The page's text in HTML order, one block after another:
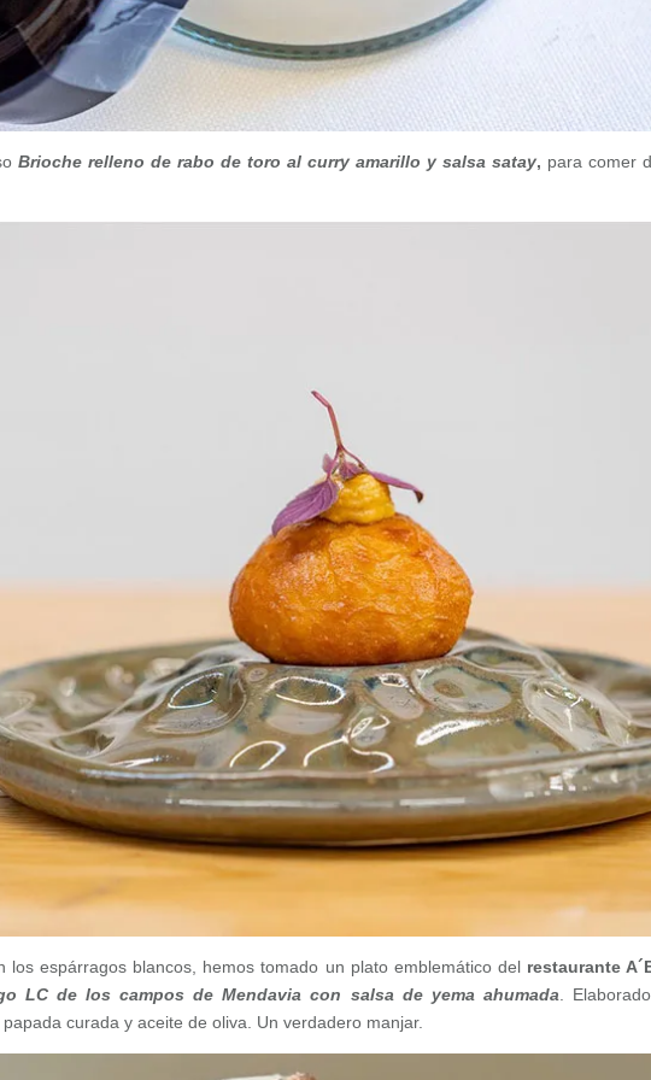
Brioche relleno de rabo de toro al curry amarillo y salsa satay, para comer
los espárragos blancos, hemos tomado un plato emblemático del restaurante
LC de los campos de Mendavia con salsa de yema ahumada .
curada y aceite de oliva. Un verdadero manjar.